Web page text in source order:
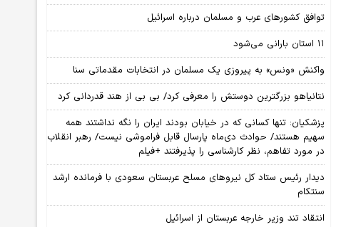
توافق کشورهای عرب و مسلمان درباره اسرائیل
۱۱ استان بارانی می‌شود
واکنش «ونس» به پیروزی یک مسلمان در انتخابات مقدماتی سنا
نتانیاهو بزرگترین دوستش را معرفی کرد/ بی بی از هند قدردانی کرد
پزشکیان: تنها کسانی که در خیابان بودند ایران را نگه نداشتند همه
سهیم هستند/ حوادث دی‌ماه پارسال قابل فراموشی نیست/ رهبر انقلاب
در مورد تفاهم، نظر کارشناسی را پذیرفتند +فیلم
دیدار رئیس ستاد کل نیروهای مسلح عربستان سعودی با فرمانده ارشد
سنتکام
انتقاد تند وزیر خارجه عربستان از اسرائیل